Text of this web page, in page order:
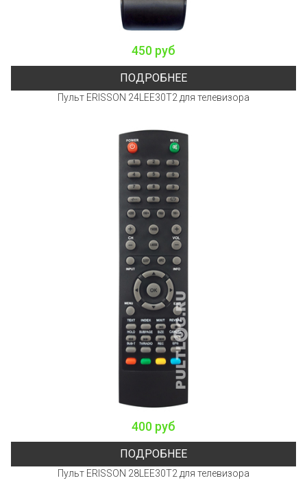
450 руб
ПОДРОБНЕЕ
Пульт ERISSON 24LEE30T2 для телевизора
400 руб
ПОДРОБНЕЕ
Пульт ERISSON 28LEE30T2 для телевизора